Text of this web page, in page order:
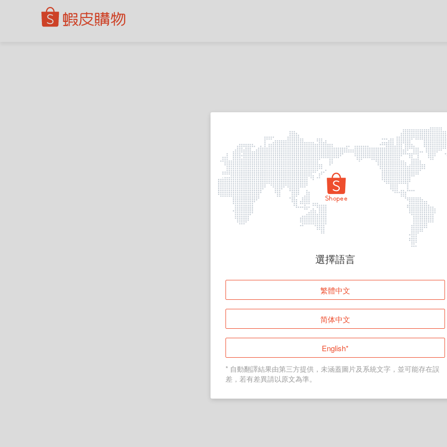
頁面無法顯示
登入
返回首頁
選擇語言
繁體中文
简体中文
English*
* 自動翻譯結果由第三方提供，未涵蓋圖片及系統文字，並可能存在誤
差，若有差異請以原文為準。